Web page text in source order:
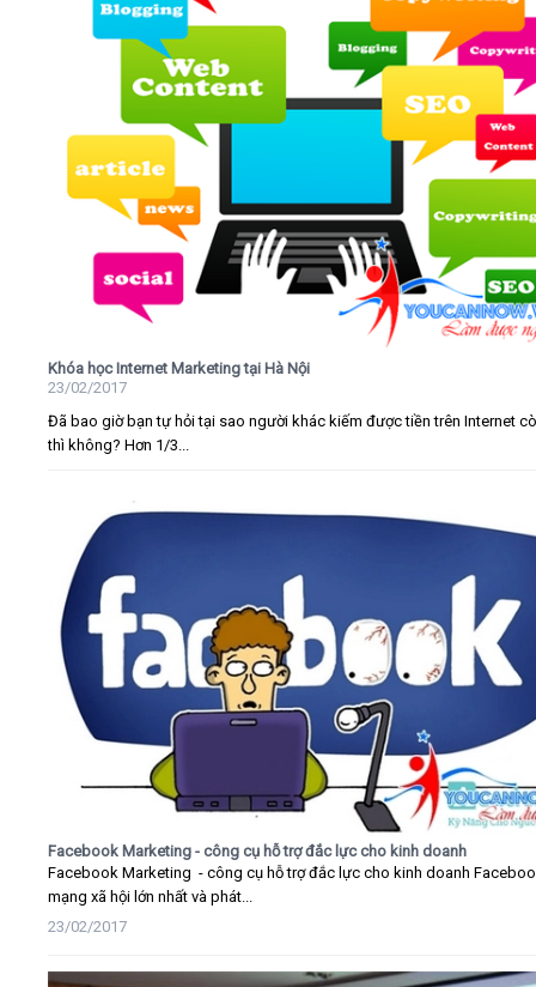
Khóa học Internet Marketing tại Hà Nội
23/02/2017
Đã bao giờ bạn tự hỏi tại sao người khác kiếm được tiền trên Internet
thì không? Hơn 1/3...
Facebook Marketing - công cụ hỗ trợ đắc lực cho kinh doanh
Facebook Marketing - công cụ hỗ trợ đắc lực cho kinh doanh
mạng xã hội lớn nhất và phát...
23/02/2017